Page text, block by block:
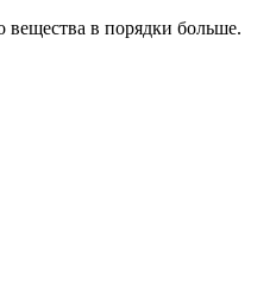
в порядки больше.